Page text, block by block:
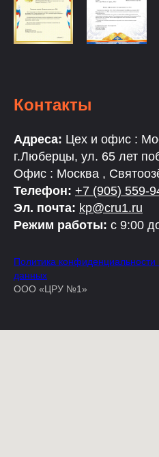
Контакты
Адреса: Цех и офис :
г.Люберцы, ул. 65 лет
Офис : Москва ,
Телефон: +7 (905) 559-
Эл. почта: kp@cru1.ru
Режим работы: с 9:00
Политика
данных
ООО «ЦРУ №1»